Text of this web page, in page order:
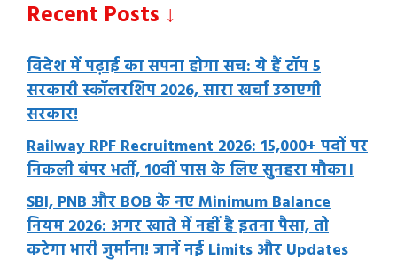
Recent Posts ↓
विदेश में पढ़ाई का सपना होगा सच: ये हैं टॉप 5
सरकारी स्कॉलरशिप 2026, सारा खर्चा उठाएगी
सरकार!
Railway RPF Recruitment 2026: 15,000+ पदों पर
निकली बंपर भर्ती, 10वीं पास के लिए सुनहरा मौका।
SBI, PNB और BOB के नए Minimum Balance
नियम 2026: अगर खाते में नहीं है इतना पैसा, तो
कटेगा भारी जुर्माना! जानें नई Limits और Updates